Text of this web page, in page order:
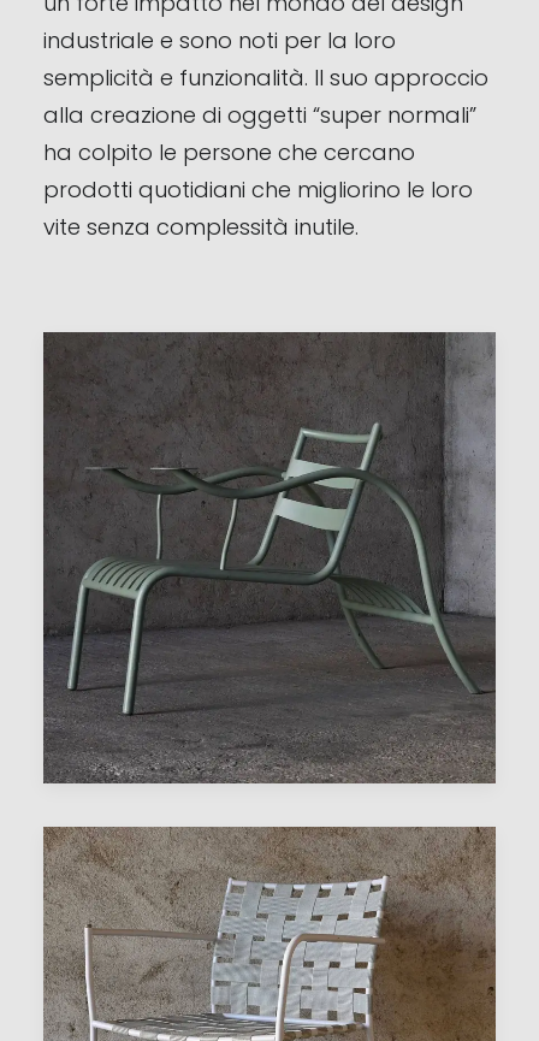
industriale e sono noti per la loro
semplicità e funzionalità. Il suo approccio
alla creazione di oggetti “super normali”
ha colpito le persone che cercano
prodotti quotidiani che migliorino le loro
vite senza complessità inutile.